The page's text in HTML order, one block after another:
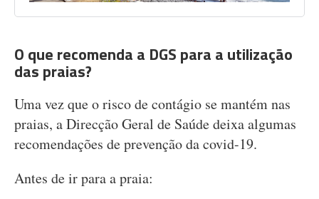
O que recomenda a DGS para a utilização
das praias?
Uma vez que o risco de contágio se mantém nas
praias, a Direcção Geral de Saúde deixa algumas
recomendações de prevenção da covid-19.
Antes de ir para a praia: